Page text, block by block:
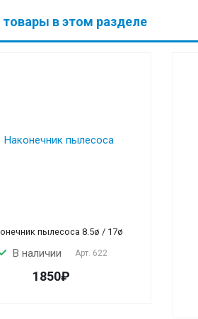
товары в этом разделе
пылесоса 8.5ø / 17ø
В наличии Арт. 622
1850₽